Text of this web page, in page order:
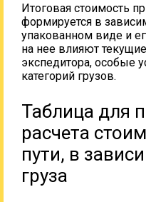
Итоговая стоимость
формируется в
упакованном виде и
на нее влияют
экспедитора, особые
категорий грузов.
Таблица для
расчета
пути, в
груза